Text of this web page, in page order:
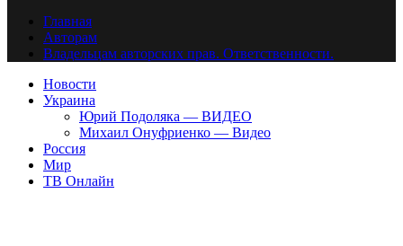
Главная
Авторам
Владельцам авторских прав. Ответственности.
Новости
Украина
Юрий Подоляка — ВИДЕО
Михаил Онуфриенко — Видео
Россия
Мир
ТВ Онлайн